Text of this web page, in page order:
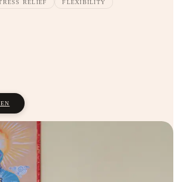
RELIEF FLEXIBILITY